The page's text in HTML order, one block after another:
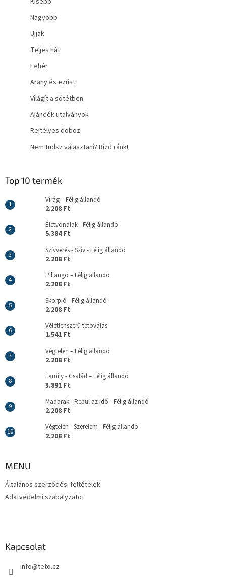
Nagyobb
Ujjak
Teljes hát
Fehér
Arany és ezüst
Világít a sötétben
Ajándék utalványok
Rejtélyes doboz
Nem tudsz választani? Bízd ránk!
Top 10 termék
Virág – Félig állandó
2.208 Ft
Életvonalak - Félig állandó
5.384 Ft
Szívverés - Szív - Félig állandó
2.208 Ft
Pillangó – Félig állandó
2.208 Ft
Skorpió - Félig állandó
2.208 Ft
Véletlenszerű tetoválás
1.541 Ft
Végtelen – Félig állandó
2.208 Ft
Family - Család – Félig állandó
3.891 Ft
Madarak - Repül az idő - Félig állandó
2.208 Ft
Végtelen - Szerelem - Félig állandó
2.208 Ft
MENU
Általános szerződési feltételek
Adatvédelmi szabályzatot
Kapcsolat
info@teto.cz